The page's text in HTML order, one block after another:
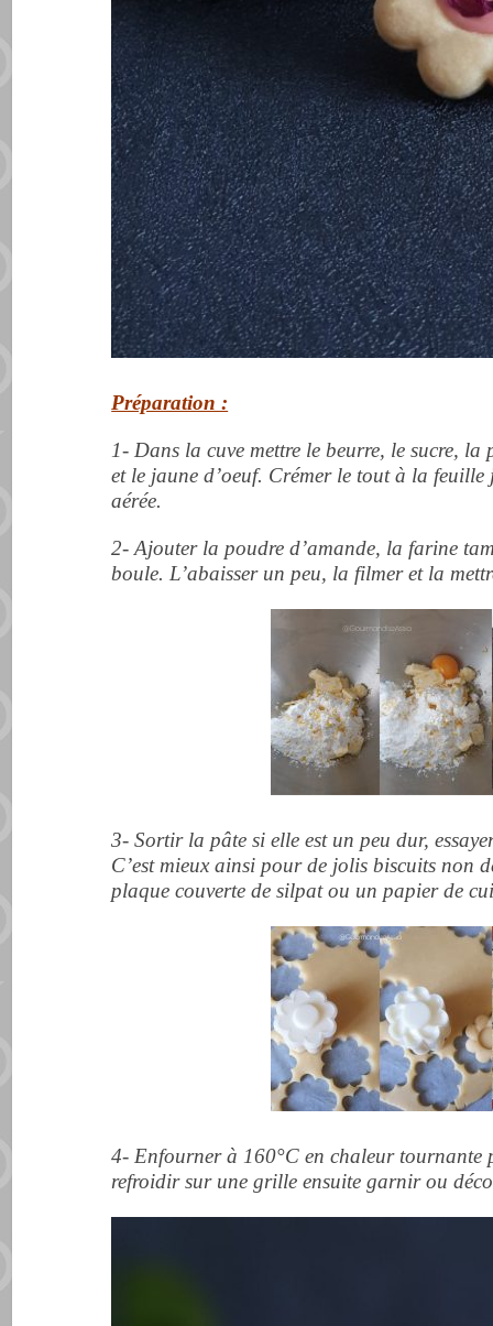
Préparation :
1- Dans la cuve mettre le beurre, le sucre, la
et le jaune d’oeuf. Crémer le tout à la feuille
aérée.
2- Ajouter la poudre d’amande, la farine
boule. L’abaisser un peu, la filmer et la
3- Sortir la pâte si elle est un peu dur,
C’est mieux ainsi pour de jolis biscuits non
plaque couverte de silpat ou un papier de
4- Enfourner à 160°C en chaleur tournante
refroidir sur une grille ensuite garnir ou